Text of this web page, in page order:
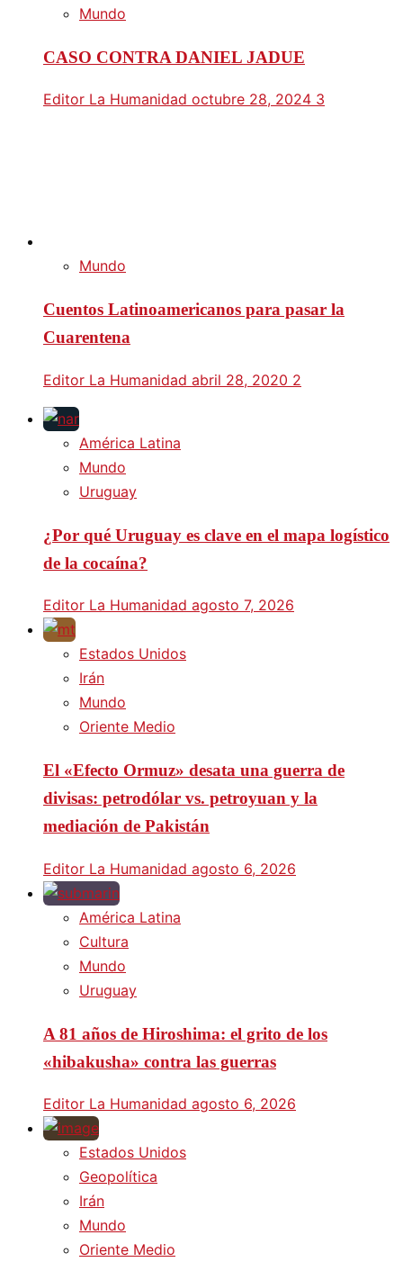
Mundo
CASO CONTRA DANIEL JADUE
Editor La Humanidad octubre 28, 2024 3
Mundo
Cuentos Latinoamericanos para pasar la
Cuarentena
Editor La Humanidad abril 28, 2020 2
América Latina
Mundo
Uruguay
¿Por qué Uruguay es clave en el mapa logístico
de la cocaína?
Editor La Humanidad agosto 7, 2026
Estados Unidos
Irán
Mundo
Oriente Medio
El «Efecto Ormuz» desata una guerra de
divisas: petrodólar vs. petroyuan y la
mediación de Pakistán
Editor La Humanidad agosto 6, 2026
América Latina
Cultura
Mundo
Uruguay
A 81 años de Hiroshima: el grito de los
«hibakusha» contra las guerras
Editor La Humanidad agosto 6, 2026
Estados Unidos
Geopolítica
Irán
Mundo
Oriente Medio